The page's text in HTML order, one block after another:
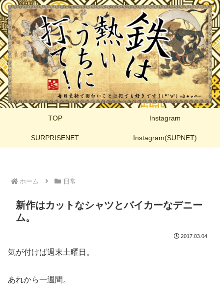
TOP Instagram
SURPRISENET Instagram(SUPNET)
ホーム 日常
新作はカットなシャツとバイカーなデニー
ム。
2017.03.04
気が付けば週末土曜日。
あれから一週間。